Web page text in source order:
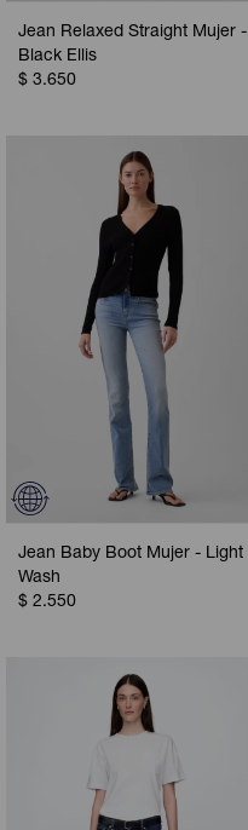
Jean Relaxed Straight Mujer -
Black Ellis
$ 3.650
Jean Baby Boot Mujer - Light
Wash
$ 2.550